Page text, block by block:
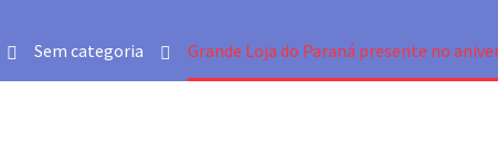
Sem categoria Grande Loja do Paraná presente no